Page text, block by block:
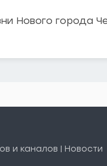
Нового города
и каналов | Новости